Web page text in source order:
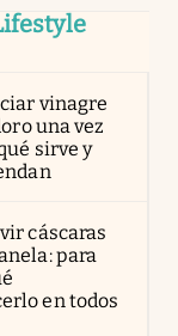
vinagre
una vez
sirve y
cáscaras
para
en todos